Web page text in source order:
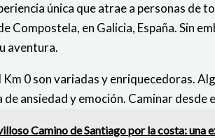
única que atrae a personas
Compostela, en Galicia, España. Sin
aventura.
Km 0 son variadas y enriquecedoras.
ansiedad y emoción. Caminar
Camino de Santiago por la costa: una